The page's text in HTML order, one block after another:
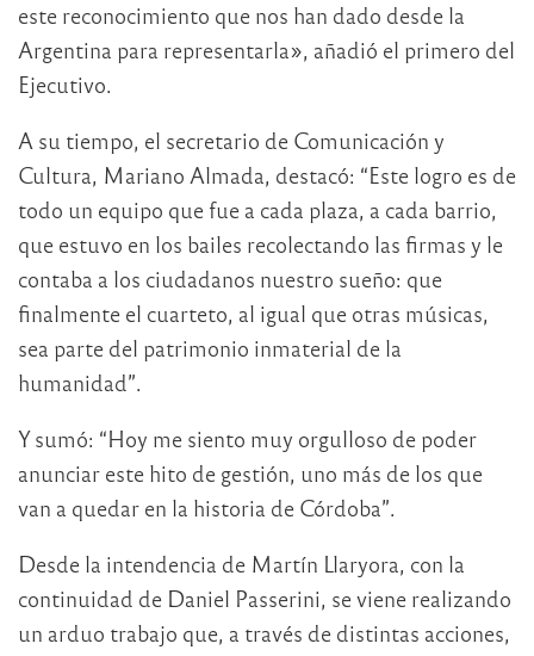
este reconocimiento que nos han dado desde la
Argentina para representarla», añadió el primero del
Ejecutivo.
A su tiempo, el secretario de Comunicación y
Cultura, Mariano Almada, destacó: “Este logro es de
todo un equipo que fue a cada plaza, a cada barrio,
que estuvo en los bailes recolectando las firmas y le
contaba a los ciudadanos nuestro sueño: que
finalmente el cuarteto, al igual que otras músicas,
sea parte del patrimonio inmaterial de la
humanidad”.
Y sumó: “Hoy me siento muy orgulloso de poder
anunciar este hito de gestión, uno más de los que
van a quedar en la historia de Córdoba”.
Desde la intendencia de Martín Llaryora, con la
continuidad de Daniel Passerini, se viene realizando
un arduo trabajo que, a través de distintas acciones,